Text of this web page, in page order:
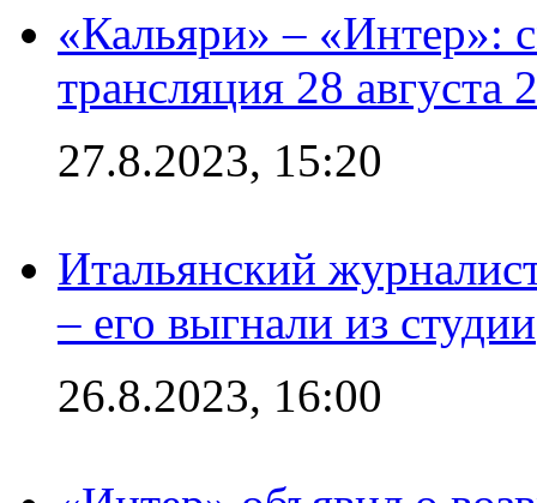
«Кальяри» – «Интер»:
трансляция 28 августа
27.8.2023, 15:20
Итальянский
– его выгнали из студии
26.8.2023, 16:00